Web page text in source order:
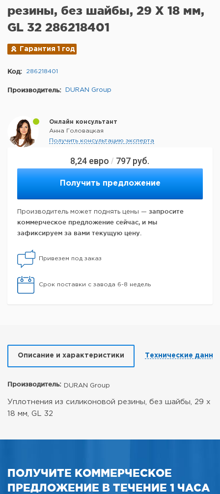
8,24 евро / 797 руб.
Получить предложение
Производитель может поднять цены — запросите
коммерческое предложение сейчас, и мы
зафиксируем за вами текущую цену.
Привезем под заказ
Срок поставки с завода 6-8 недель
резины, без шайбы, 29 X 18 мм,
GL 32 286218401
Гарантия 1 год
Код: 286218401
Производитель: DURAN Group
Онлайн консультант
Анна Головацкая
Получить консультацию эксперта
Описание и характеристики Технические
Производитель: DURAN Group
Уплотнения из силиконовой резины, без шайбы, 29 х
18 мм, GL 32
ПОЛУЧИТЕ КОММЕРЧЕСКОЕ
ПРЕДЛОЖЕНИЕ В ТЕЧЕНИЕ 1 ЧАСА